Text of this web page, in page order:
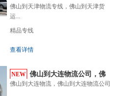
佛山到天津物流专线，佛山到天津货
运...
精品专线
查看详情
NEW
佛山到大连物流公司，佛
山到...
佛山到大连物流，佛山到大连物流公司